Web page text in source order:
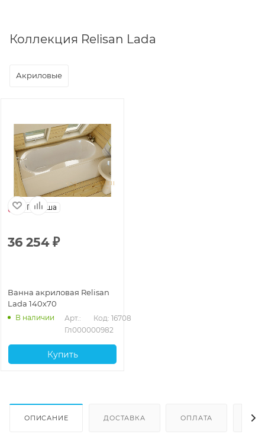
Коллекция Relisan Lada
Акриловые
Польша
36 254₽
Ванна акриловая Relisan
Lada 140x70
В наличии
Арт.:
Гл000000982
Код: 16708
Купить
ОПИСАНИЕ ДОСТАВКА ОПЛАТА